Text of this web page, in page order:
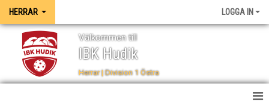
HERRAR LOGGA IN
IBK Hudik
Välkommen till
Herrar | Division 1 Östra